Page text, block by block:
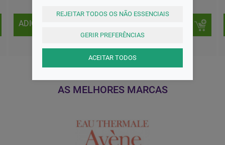
ADICIONAR
AS MELHORES MARCAS
REJEITAR TODOS OS NÃO ESSENCIAIS
GERIR PREFERÊNCIAS
ACEITAR TODOS